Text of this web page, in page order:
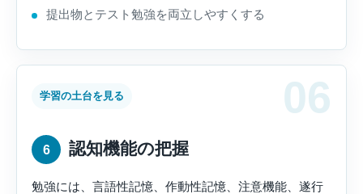
提出物とテスト勉強を両立しやすくする
学習の土台を見る
6 認知機能の把握
勉強には、言語性記憶、作動性記憶、注意機能、遂行